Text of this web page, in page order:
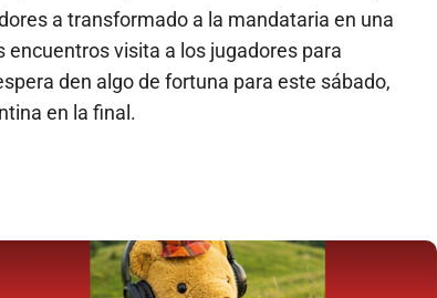
a transformado a la mandataria en una
encuentros visita a los jugadores para
den algo de fortuna para este sábado,
en la final.